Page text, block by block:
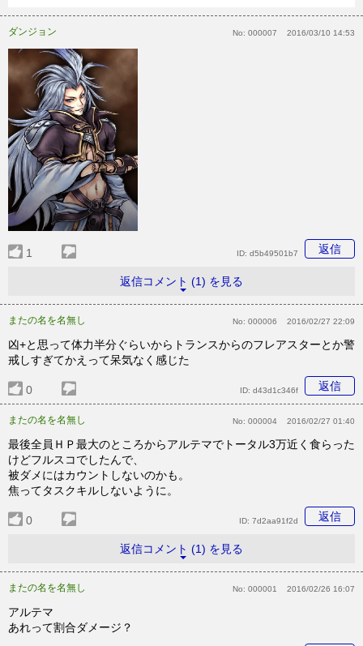
ダンジョン No: 000007 2016/03/10 14:53
1 返信
ID: d5b49501b7
返信コメント (1) を見る
またの名を名無し No: 000006 2016/02/27 22:09
凶+と思って体力半分ぐらいからトランスからのフレアスターとか警
戒しすぎてかえって呆気なく感じた
0 返信
ID: d43d1c346f
またの名を名無し No: 000004 2016/02/27 01:40
最後全員ＨＰ最大のところからアルテマでトータル3万近く食らった
けどフルスコでしたんで、
被ダメにはカウントしないのかも。
焦ってタスクキルしないように。
0 返信
ID: 7d2aa91f2d
返信コメント (1) を見る
またの名を名無し No: 000001 2016/02/26 16:07
アルテマ
あれって割合ダメージ？